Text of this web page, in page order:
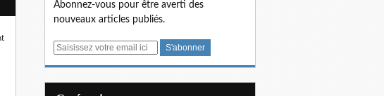
Abonnez-vous pour être averti des
nouveaux articles publiés.
E